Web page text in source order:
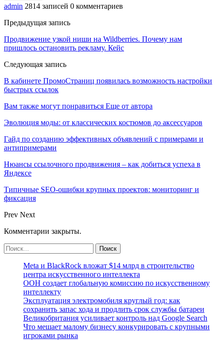
admin 2814 записей 0 комментариев
Предыдущая запись
Продвижение узкой ниши на Wildberries. Почему нам
пришлось остановить рекламу. Кейс
Следующая запись
В кабинете ПромоСтраниц появилась возможность настройки
быстрых ссылок
Вам также могут понравиться Еще от автора
Эволюция моды: от классических костюмов до аксессуаров
Гайд по созданию эффективных объявлений с примерами и
антипримерами
Нюансы ссылочного продвижения – как добиться успеха в
Яндексе
Типичные SEO-ошибки крупных проектов: мониторинг и
фиксация
Prev Next
Комментарии закрыты.
Meta и BlackRock вложат $14 млрд в строительство
центра искусственного интеллекта
ООН создает глобальную комиссию по искусственному
интеллекту
Эксплуатация электромобиля круглый год: как
сохранить запас хода и продлить срок службы батареи
Великобритания усиливает контроль над Google Search
Что мешает малому бизнесу конкурировать с крупными
игроками рынка